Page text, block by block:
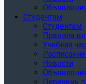
Студентам
Студентам
Правила
Учебная
Новости
Перечень